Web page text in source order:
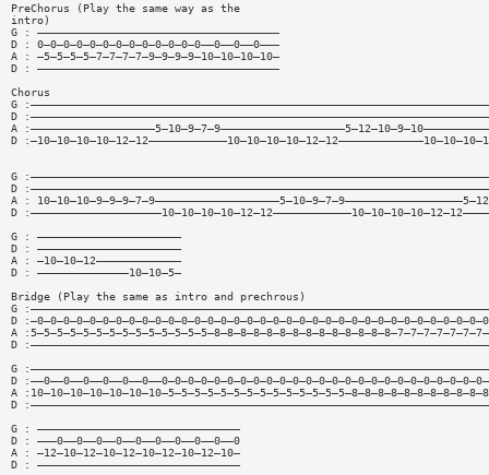
PreChorus (Play the same way as the
intro)
G : —————————————————————————————————————
D : 0—0—0—0—0—0—0—0—0—0—0—0—0——0——0——0———
A : —5—5—5—5—7—7—7—7—9—9—9—9—10—10—10—10—
D : —————————————————————————————————————
Chorus
G
D
A
D
G
D
A :
D
G : ——————————————————————
D : ——————————————————————
A : —10—10—12—————————————
D : ——————————————10—10—5—
Bridge (Play the same as intro and prechrous)
G
D
A
D
G
D
A
D
G : ———————————————————————————————
D : ———0——0——0——0——0——0——0——0——0——0
A : —12—10—12—10—12—10—12—10—12—10—
D : ———————————————————————————————